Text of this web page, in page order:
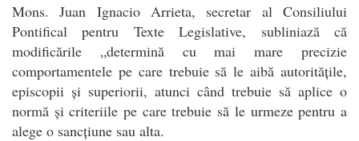
Mons. Juan Ignacio Arrieta, secretar al Consiliului
Pontifical pentru Texte Legislative, subliniază că
modificările „determină cu mai mare precizie
comportamentele pe care trebuie să le aibă autoritățile,
episcopii și superiorii, atunci când trebuie să aplice o
normă și criteriile pe care trebuie să le urmeze pentru a
alege o sancțiune sau alta.